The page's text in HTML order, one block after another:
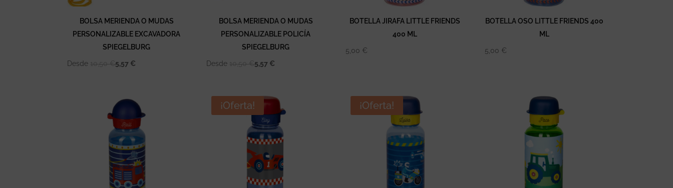
BOLSA MERIENDA O MUDAS
PERSONALIZABLE EXCAVADORA
SPIEGELBURG
Desde 5,57 €
BOLSA MERIENDA O MUDAS
PERSONALIZABLE POLICÍA
SPIEGELBURG
Desde 5,57 €
BOTELLA JIRAFA LITTLE FRIENDS
400 ML
5,00 €
BOTELLA OSO LITTLE FRIENDS 400
ML
5,00 €
¡Oferta! ¡Oferta!